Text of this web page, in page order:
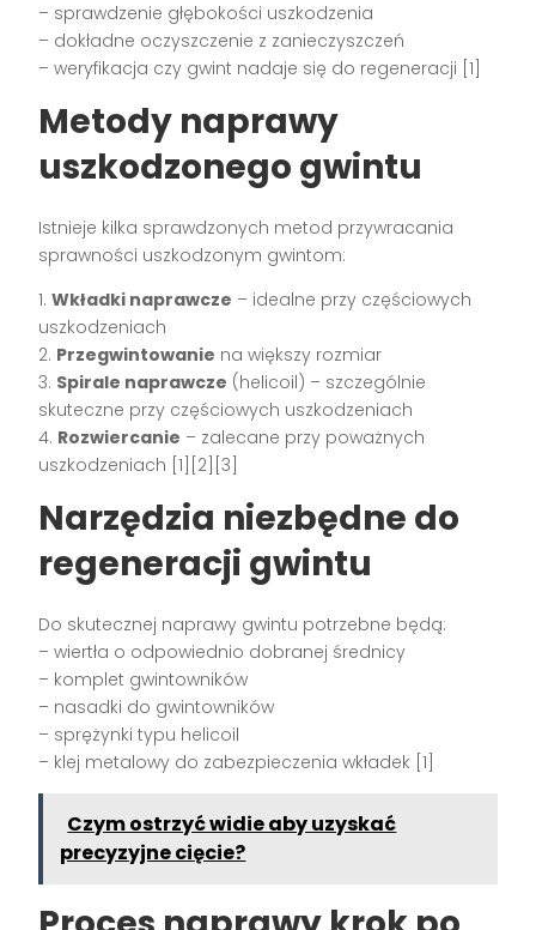
– sprawdzenie głębokości uszkodzenia
– dokładne oczyszczenie z zanieczyszczeń
– weryfikacja czy gwint nadaje się do regeneracji [1]
Metody naprawy
uszkodzonego gwintu
Istnieje kilka sprawdzonych metod przywracania
sprawności uszkodzonym gwintom:
1.Wkładki naprawcze – idealne przy częściowych
uszkodzeniach
2. Przegwintowanie na większy rozmiar
3. Spirale naprawcze (helicoil) – szczególnie
skuteczne przy częściowych uszkodzeniach
4. Rozwiercanie – zalecane przy poważnych
uszkodzeniach [1][2][3]
Narzędzia niezbędne do
regeneracji gwintu
Do skutecznej naprawy gwintu potrzebne będą:
– wiertła o odpowiednio dobranej średnicy
– komplet gwintowników
– nasadki do gwintowników
– sprężynki typu helicoil
– klej metalowy do zabezpieczenia wkładek [1]
Czym ostrzyć widie aby uzyskać
precyzyjne cięcie?